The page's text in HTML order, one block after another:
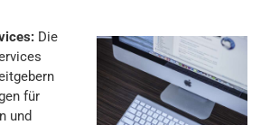
Die
für
und